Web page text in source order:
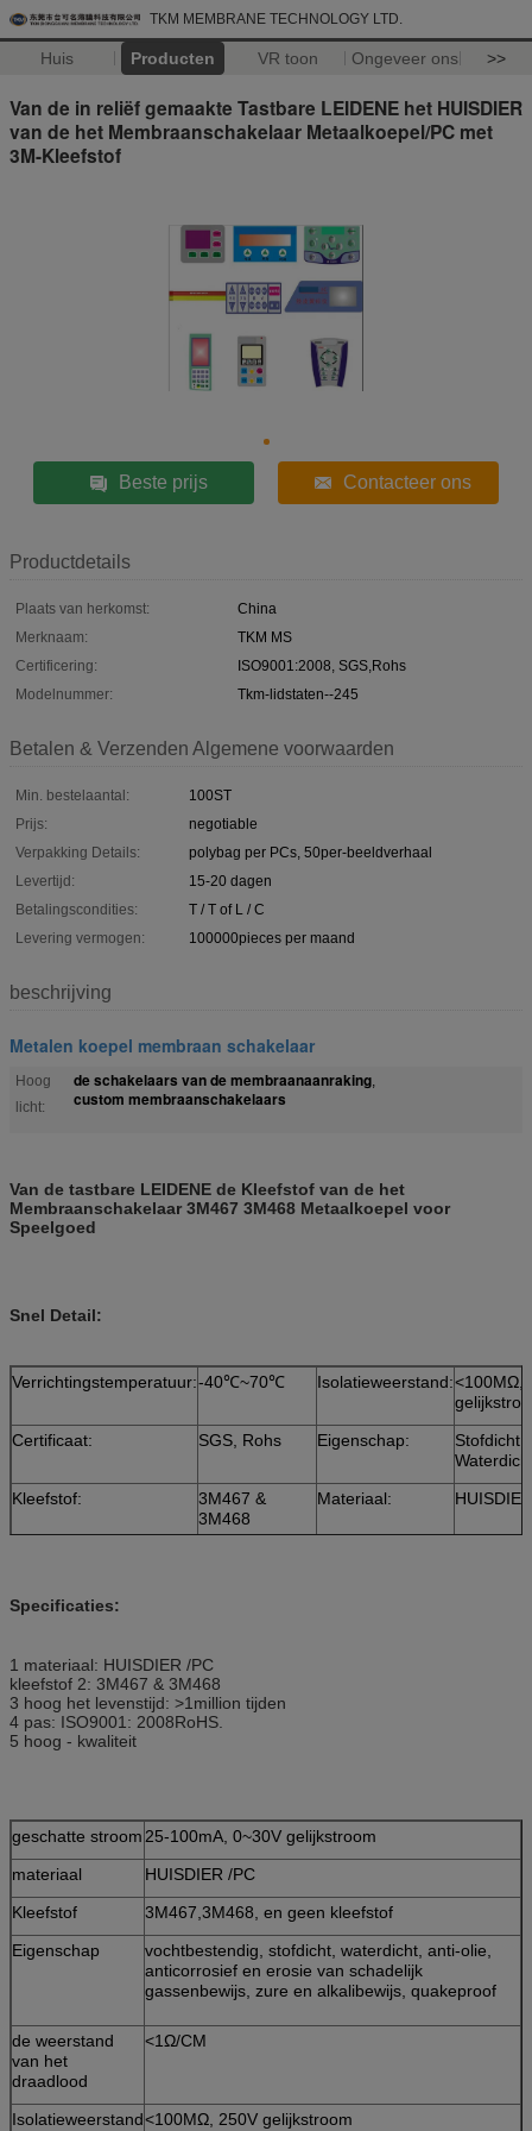
TKM MEMBRANE TECHNOLOGY LTD.
Huis Producten VR toon Ongeveer ons >>
Van de in reliëf gemaakte Tastbare LEIDENE het HUISDIER
van de het Membraanschakelaar Metaalkoepel/PC met
3M-Kleefstof
Beste prijs Contacteer ons
Productdetails
Plaats van herkomst:
China
Merknaam:
TKM MS
Certificering:
ISO9001:2008, SGS,Rohs
Modelnummer:
Tkm-lidstaten--245
Betalen & Verzenden Algemene voorwaarden
Min. bestelaantal:
100ST
Prijs:
negotiable
Verpakking Details:
polybag per PCs, 50per-beeldverhaal
Levertijd:
15-20 dagen
Betalingscondities:
T / T of L / C
Levering vermogen:
100000pieces per maand
beschrijving
Metalen koepel membraan schakelaar
Hoog
licht:
de schakelaars van de membraanaanraking,
custom membraanschakelaars
Van de tastbare LEIDENE de Kleefstof van de het
Membraanschakelaar 3M467 3M468 Metaalkoepel voor
Speelgoed
Snel Detail:
Verrichtingstemperatuur:-40℃~70℃ Isolatieweerstand:<100MΩ,
Certificaat:
SGS, Rohs Eigenschap:
Stofdicht,
Kleefstof:
3M467 &
3M468
Materiaal:
Specificaties:
1 materiaal: HUISDIER /PC
kleefstof 2: 3M467 & 3M468
3 hoog het levenstijd: >1million tijden
4 pas: ISO9001: 2008RoHS.
5 hoog - kwaliteit
geschatte stroom 25-100mA, 0~30V gelijkstroom
materiaal
HUISDIER /PC
Kleefstof
3M467,3M468, en geen kleefstof
Eigenschap
vochtbestendig, stofdicht, waterdicht, anti-olie,
anticorrosief en erosie van schadelijk
gassenbewijs, zure en alkalibewijs, quakeproof
de weerstand
van het
draadlood
<1Ω/CM
Isolatieweerstand<100MΩ, 250V gelijkstroom